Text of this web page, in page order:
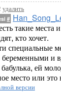
удалить
#
такие места
кто хочет.
специальные
и
ей
место или это
версии